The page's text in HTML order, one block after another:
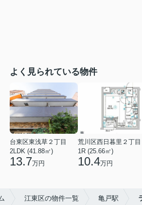
よく見られている物件
台東区東浅草２丁目
2LDK (41.88㎡)
13.7万円
荒川区西日暮里２丁目
1R (25.66㎡)
10.4万円
江東区の物件一覧 亀戸駅